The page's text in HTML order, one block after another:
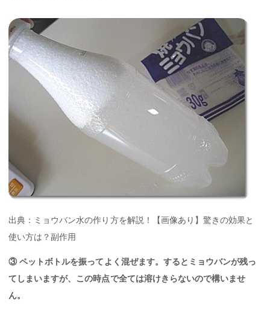
出典：ミョウバン水の作り方を解説！【画像あり】驚きの効果と
使い方は？副作用
③ ペットボトルを振ってよく混ぜます。するとミョウバンが残っ
てしまいますが、この時点で全ては溶けきらないので構いませ
ん。